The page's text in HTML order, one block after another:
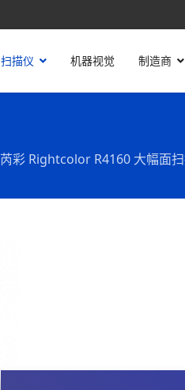
扫描仪 机器视觉 制造商
芮彩 Rightcolor R4160 大幅面